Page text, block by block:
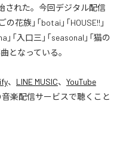
された。今回デジタル配信
花族」「botai」「HOUSE!!」
」「入口三」「seasonal」「猫の
となっている。
、 LINE MUSIC、 YouTube
音楽配信サービスで聴くこと